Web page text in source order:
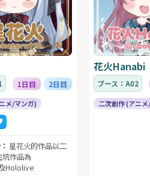
1日目 2日目
メ/マンガ)
星花火的作品以二
坑作品為
Hololive
花火Hanabi
ブース：A02
二次創作 (アニ